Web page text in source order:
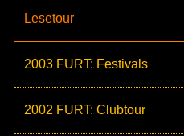
Lesetour
2003 FURT: Festivals
2002 FURT: Clubtour